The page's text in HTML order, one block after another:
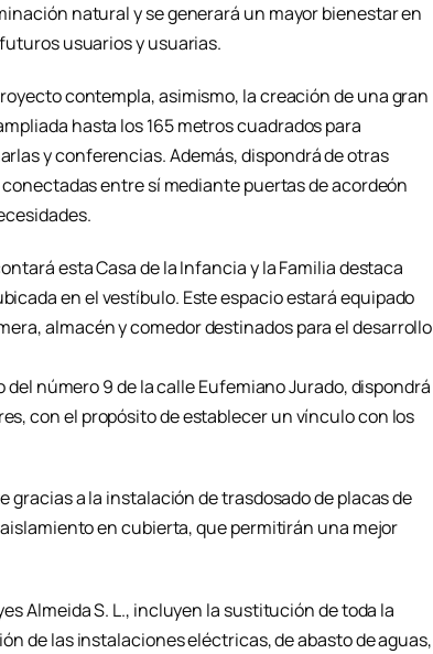
natural y se generará un mayor bienestar en
usuarios y usuarias.
contempla, asimismo, la creación de una gran
hasta los 165 metros cuadrados para
y conferencias. Además, dispondrá de otras
entre sí mediante puertas de acordeón
esta Casa de la Infancia y la Familia destaca
en el vestíbulo. Este espacio estará equipado
almacén y comedor destinados para el desarrollo
número 9 de la calle Eufemiano Jurado, dispondrá
con el propósito de establecer un vínculo con los
a la instalación de trasdosado de placas de
en cubierta, que permitirán una mejor
Almeida S. L., incluyen la sustitución de toda la
de las instalaciones eléctricas, de abasto de aguas,